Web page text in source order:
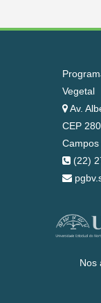
Vegetal
Av.
CEP
(22)
Nos